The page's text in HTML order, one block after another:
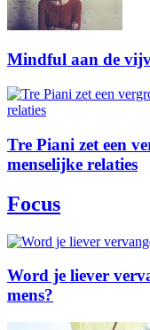
Mindful aan de
Tre Piani zet een
menselijke relaties
Focus
Word je liever
mens?